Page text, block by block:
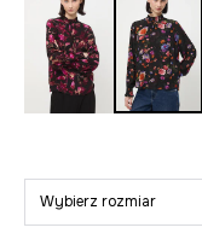
Wybierz rozmiar